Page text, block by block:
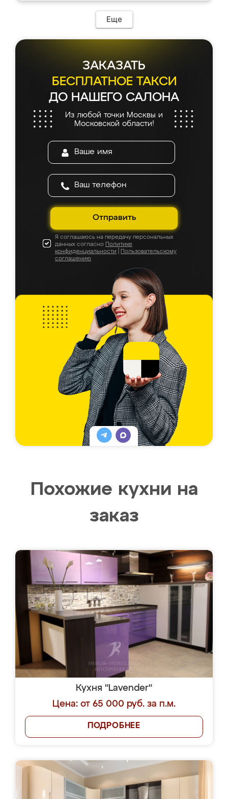
Еще
ЗАКАЗАТЬ
БЕСПЛАТНОЕ ТАКСИ
ДО НАШЕГО САЛОНА
Из любой точки Москвы и
Московской области!
Отправить
Я соглашаюсь на передачу персональных
данных согласно Политике
конфиденциальности
Пользовательскому
соглашению
Похожие кухни на
заказ
Кухня "Lavender"
Цена: от 65 000 руб. за п.м.
ПОДРОБНЕЕ